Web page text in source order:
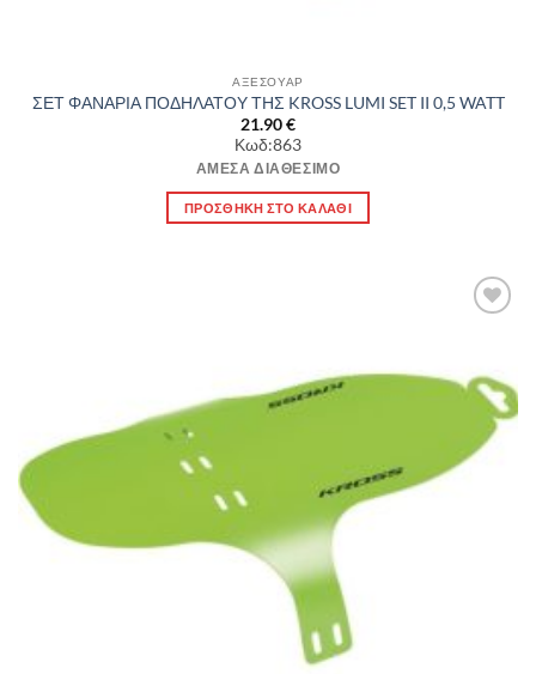
ΑΞΕΣΟΥΑΡ
ΣΕΤ ΦΑΝΑΡΙΑ ΠΟΔΗΛΑΤΟΥ ΤΗΣ KROSS LUMI SET II 0,5 WATT
21.90€
Κωδ:863
ΆΜΕΣΑ ΔΙΑΘΈΣΙΜΟ
ΠΡΟΣΘΉΚΗ ΣΤΟ ΚΑΛΆΘΙ